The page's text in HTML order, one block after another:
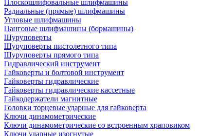
Плоскошлифовальные шлифмашины
Радиальные (прямые) шлифмашины
Угловые шлифмашины
Цанговые шлифмашины (бормашины)
Шуруповерты
Шуруповерты пистолетного типа
Шуруповерты прямого типа
Гидравлический инструмент
Гайковерты и болтовой инструмент
Гайковерты гидравлические
Гайковерты гидравлические кассетные
Гайкодержатели магнитные
Головки торцевые ударные для гайковерта
Ключи динамометрические
Ключи динамометрические со встроенным храповиком
Ключи ударные изогнутые